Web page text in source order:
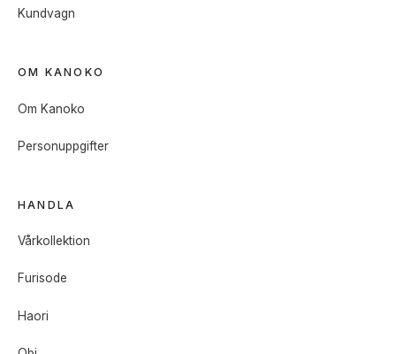
Kundvagn
OM KANOKO
Om Kanoko
Personuppgifter
HANDLA
Vårkollektion
Furisode
Haori